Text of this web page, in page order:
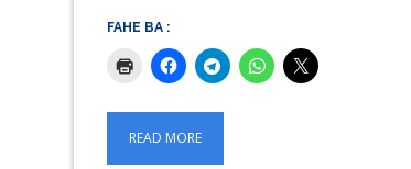
FAHE BA :
READ MORE